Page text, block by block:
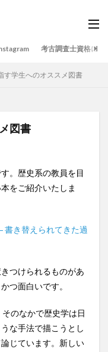
考古調査士資格につ
す学生へのオススメ図書
図書
。歴史系の教員を目
をご紹介いたしま
き替えられてきた過
つけられるものがあ
つ面白いです。
のなかで歴史学は日
な手法で描こうとし
じています。新しい